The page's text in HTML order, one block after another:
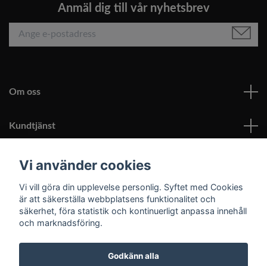
Anmäl dig till vår nyhetsbrev
Om oss
Kundtjänst
Läs mer
Sociala medier
Vi använder cookies
Vi vill göra din upplevelse personlig. Syftet med Cookies
är att säkerställa webbplatsens funktionalitet och
säkerhet, föra statistik och kontinuerligt anpassa innehåll
och marknadsföring.
Godkänn alla